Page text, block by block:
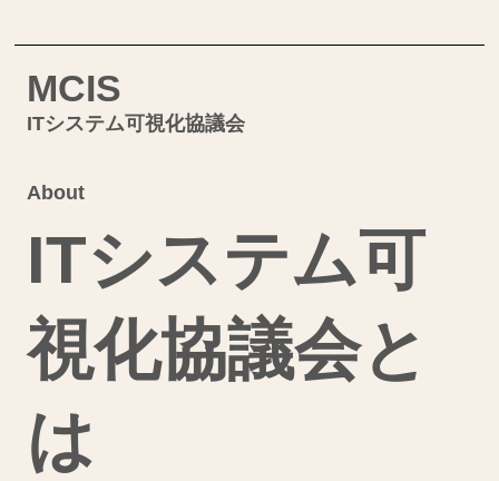
MCIS
ITシステム可視化協議会
About
ITシステム可
視化協議会と
は